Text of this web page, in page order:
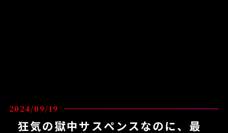
2024/09/19
狂気の獄中サスペンスなのに、最